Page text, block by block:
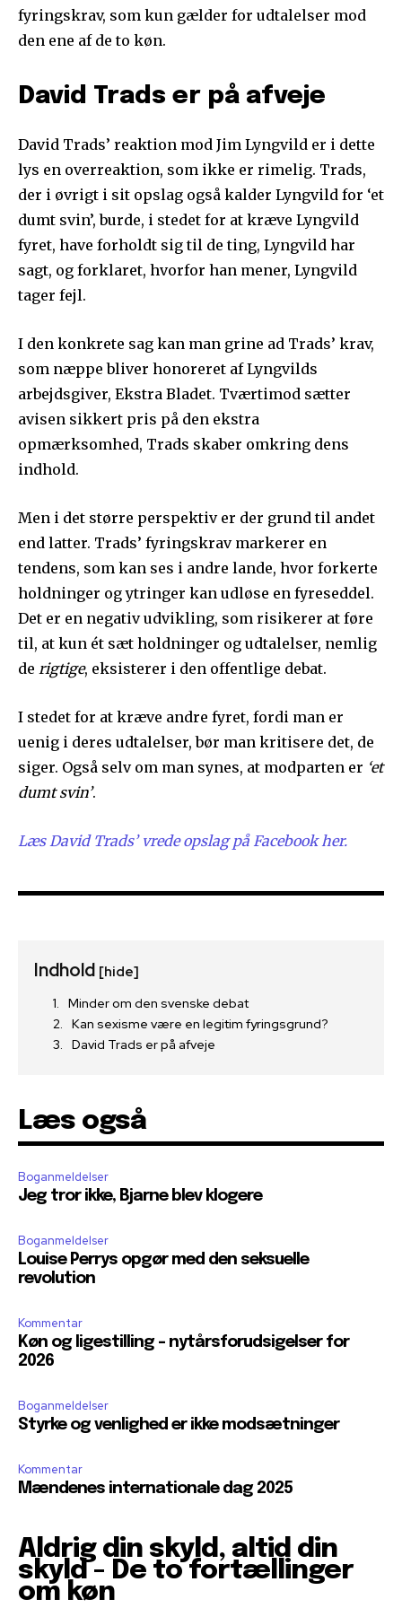
fyringskrav, som kun gælder for udtalelser mod
den ene af de to køn.
David Trads er på afveje
David Trads’ reaktion mod Jim Lyngvild er i dette
lys en overreaktion, som ikke er rimelig. Trads,
der i øvrigt i sit opslag også kalder Lyngvild for ‘et
dumt svin’, burde, i stedet for at kræve Lyngvild
fyret, have forholdt sig til de ting, Lyngvild har
sagt, og forklaret, hvorfor han mener, Lyngvild
tager fejl.
I den konkrete sag kan man grine ad Trads’ krav,
som næppe bliver honoreret af Lyngvilds
arbejdsgiver, Ekstra Bladet. Tværtimod sætter
avisen sikkert pris på den ekstra
opmærksomhed, Trads skaber omkring dens
indhold.
Men i det større perspektiv er der grund til andet
end latter. Trads’ fyringskrav markerer en
tendens, som kan ses i andre lande, hvor forkerte
holdninger og ytringer kan udløse en fyreseddel.
Det er en negativ udvikling, som risikerer at føre
til, at kun ét sæt holdninger og udtalelser, nemlig
de rigtige, eksisterer i den offentlige debat.
I stedet for at kræve andre fyret, fordi man er
uenig i deres udtalelser, bør man kritisere det, de
siger. Også selv om man synes, at modparten er ‘et
dumt svin’.
Læs David Trads’ vrede opslag på Facebook her.
Indhold [hide]
Minder om den svenske debat
Kan sexisme være en legitim fyringsgrund?
David Trads er på afveje
Læs også
Boganmeldelser
Jeg tror ikke, Bjarne blev klogere
Boganmeldelser
Louise Perrys opgør med den seksuelle
revolution
Kommentar
Køn og ligestilling – nytårsforudsigelser for
2026
Boganmeldelser
Styrke og venlighed er ikke modsætninger
Kommentar
Mændenes internationale dag 2025
Aldrig din skyld, altid din
skyld - De to fortællinger
om køn